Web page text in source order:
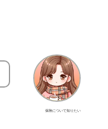
保険について知りたい